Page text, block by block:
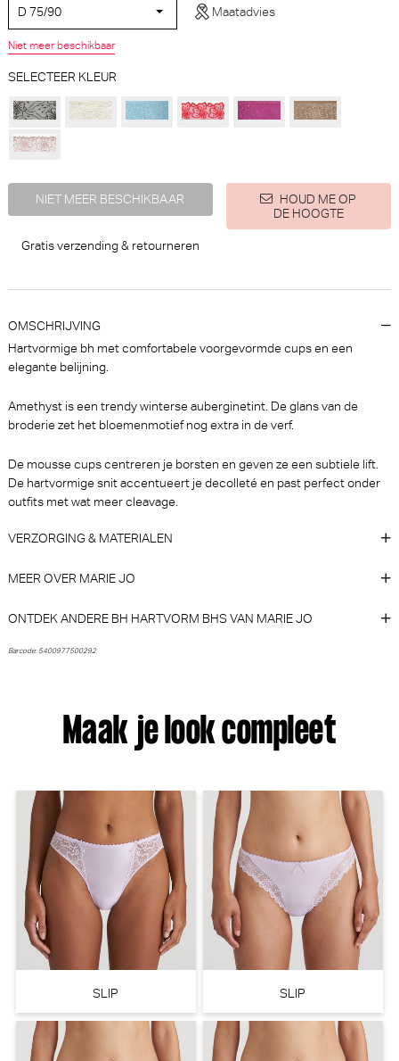
PrimaDonna Montara Beugel
BH (Regatta)
PrimaDonna
€ 79,90
PrimaDonna Monterrey
66,43
- Rio (Italian Acai)
PrimaDonna Twist
€ 35,90
Luxestring (Waterblue)
PrimaDonna
€ 55,90
30% korting
€110,00 77,00
Sarda Swim Biles Bikini Slip -
Rio (Sand)
Sarda Swim
PrimaDonna Twist Mocuto
Hotpants (Vivid Green)
PrimaDonna Twist
D 75/90 Maatadvies
Niet meer beschikbaar
SELECTEER KLEUR
NIET MEER BESCHIKBAAR
HOUD ME OP
DE HOOGTE
Gratis verzending & retourneren
OMSCHRIJVING
Hartvormige bh met comfortabele voorgevormde cups en een
elegante belijning.
Amethyst is een trendy winterse auberginetint. De glans van de
broderie zet het bloemenmotief nog extra in de verf.
De mousse cups centreren je borsten en geven ze een subtiele lift.
De hartvormige snit accentueert je decolleté en past perfect onder
outfits met wat meer cleavage.
VERZORGING & MATERIALEN
MEER OVER MARIE JO
ONTDEK ANDERE BH HARTVORM BHS VAN MARIE JO
Barcode: 5400977500292
Maak je look compleet
SLIP SLIP